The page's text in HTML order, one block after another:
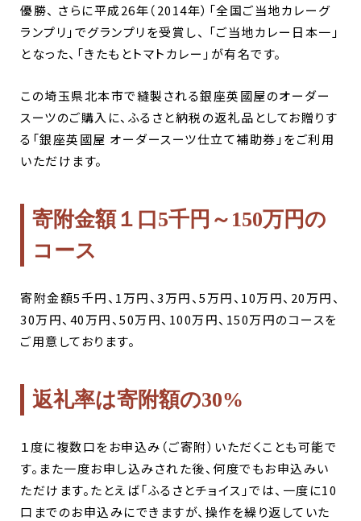
優勝、 さらに平成26年（2014年）「全国ご当地カレーグ
ランプリ」でグランプリを受賞し、 「ご当地カレー日本一」
となった、「きたもとトマトカレー」が有名です。
この埼玉県北本市で縫製される銀座英國屋のオーダー
スーツのご購入に、ふるさと納税の返礼品としてお贈りす
る「銀座英國屋 オーダースーツ仕立て補助券」をご利用
いただけます。
寄附金額１口5千円～150万円の
コース
寄附金額5千円、1万円、3万円、5万円、10万円、20万円、
30万円、40万円、50万円、100万円、150万円のコースを
ご用意しております。
返礼率は寄附額の30%
１度に複数口をお申込み（ご寄附）いただくことも可能で
す。また一度お申し込みされた後、何度でもお申込みい
ただけます。たとえば「ふるさとチョイス」では、一度に10
口までのお申込みにできますが、操作を繰り返していた